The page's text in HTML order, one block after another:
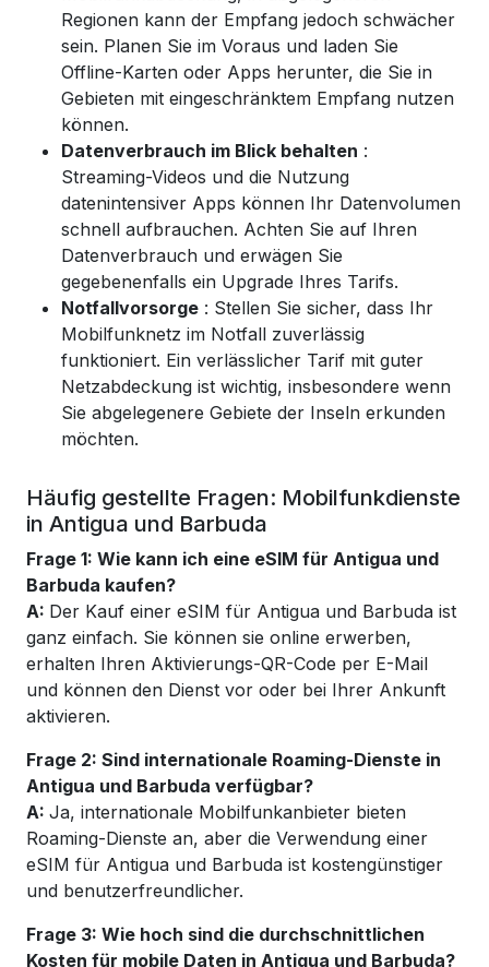
Regionen kann der Empfang jedoch schwächer
sein. Planen Sie im Voraus und laden Sie
Offline-Karten oder Apps herunter, die Sie in
Gebieten mit eingeschränktem Empfang nutzen
können.
Datenverbrauch im Blick behalten :
Streaming-Videos und die Nutzung
datenintensiver Apps können Ihr Datenvolumen
schnell aufbrauchen. Achten Sie auf Ihren
Datenverbrauch und erwägen Sie
gegebenenfalls ein Upgrade Ihres Tarifs.
Notfallvorsorge : Stellen Sie sicher, dass Ihr
Mobilfunknetz im Notfall zuverlässig
funktioniert. Ein verlässlicher Tarif mit guter
Netzabdeckung ist wichtig, insbesondere wenn
Sie abgelegenere Gebiete der Inseln erkunden
möchten.
Häufig gestellte Fragen: Mobilfunkdienste
in Antigua und Barbuda
Frage 1: Wie kann ich eine eSIM für Antigua und
Barbuda kaufen?
A: Der Kauf einer eSIM für Antigua und Barbuda ist
ganz einfach. Sie können sie online erwerben,
erhalten Ihren Aktivierungs-QR-Code per E-Mail
und können den Dienst vor oder bei Ihrer Ankunft
aktivieren.
Frage 2: Sind internationale Roaming-Dienste in
Antigua und Barbuda verfügbar?
A: Ja, internationale Mobilfunkanbieter bieten
Roaming-Dienste an, aber die Verwendung einer
eSIM für Antigua und Barbuda ist kostengünstiger
und benutzerfreundlicher.
Frage 3: Wie hoch sind die durchschnittlichen
Kosten für mobile Daten in Antigua und Barbuda?